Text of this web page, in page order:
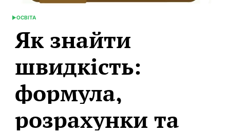
POSTED
ОСВІТА
Як знайти
швидкість:
формула,
розрахунки та